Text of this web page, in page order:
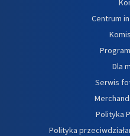
Centrum
Dla
Serwis
Polityka
Polityka